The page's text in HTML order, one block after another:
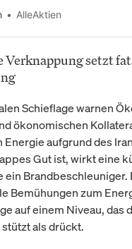
zwischen
in den USA gerade
gewinnt. Für dich
die entscheidende
nicht, ob Krypto eine
ob Coinbase
zu dieser Zukunft
AlleAktien
Verknappung setzt
Schieflage warnen
ökonomischen
Energie aufgrund des
Gut ist, wirkt eine
Brandbeschleuniger.
Bemühungen zum
auf einem Niveau, das
als drückt.